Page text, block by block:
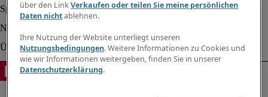
über den LinkVerkaufen oder teilen Sie meine persönlichen
Daten nichtablehnen.
Ihre Nutzung der Website unterliegt unseren
Nutzungsbedingungen. Weitere Informationen zu Cookies und
wie wir Informationen weitergeben, finden Sie in unserer
Datenschutzerklärung.